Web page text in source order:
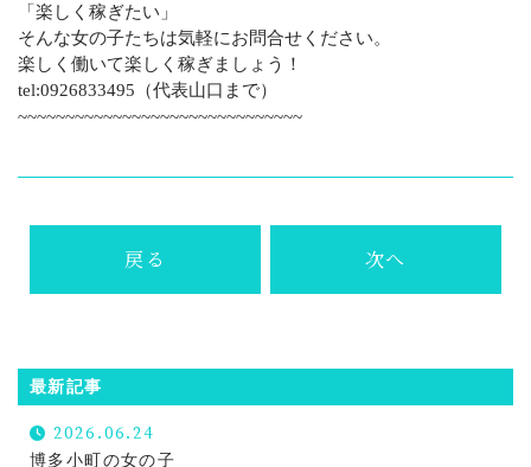
「楽しく稼ぎたい」
そんな女の子たちは気軽にお問合せください。
楽しく働いて楽しく稼ぎましょう！
tel:0926833495 （代表山口まで）
~~~~~~~~~~~~~~~~~~~~~~~~~~~~~~
戻る 次へ
最新記事
2026.06.24
博多小町の女の子